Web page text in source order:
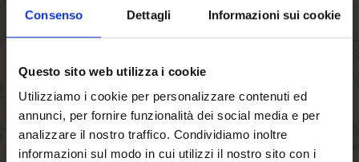
Consenso Dettagli Informazioni sui cookie
Questo sito web utilizza i cookie
Utilizziamo i cookie per personalizzare contenuti ed
annunci, per fornire funzionalità dei social media e per
analizzare il nostro traffico. Condividiamo inoltre
informazioni sul modo in cui utilizzi il nostro sito con i
Fachjury aus 140 internationalen Expertinnen und Experten
verkostete und bewertete die Produkte blind – einzig die
Qualität der Spirituose selbst entscheidet über die
Anspruch an Qualität, Herkunft und Authentizität. In einer
besonders stark besetzten Kategorie konnte der TER Lignum
Whisky mit seinemkraftvollen Charakter, seinen edlen